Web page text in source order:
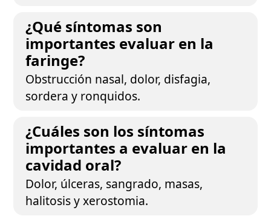
¿Qué síntomas son
importantes evaluar en la
faringe?
Obstrucción nasal, dolor, disfagia,
sordera y ronquidos.
¿Cuáles son los síntomas
importantes a evaluar en la
cavidad oral?
Dolor, úlceras, sangrado, masas,
halitosis y xerostomia.